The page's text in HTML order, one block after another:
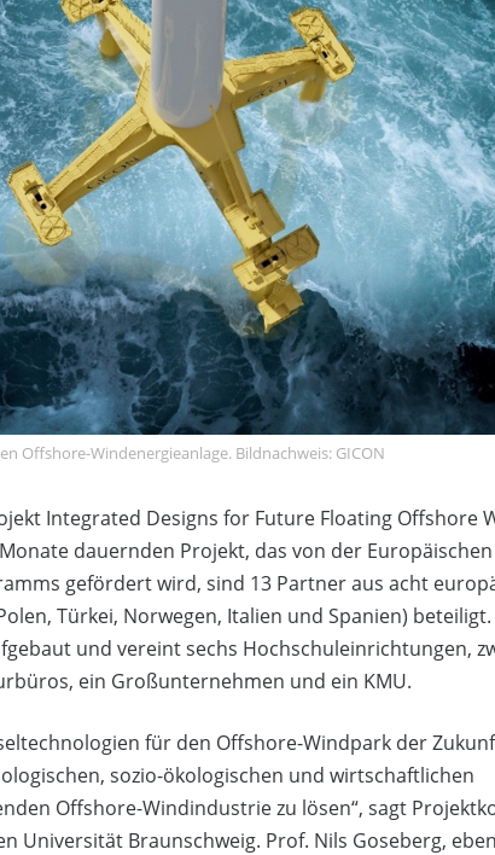
Offshore-Windenergieanlage. Bildnachweis: GICON
Integrated Designs for Future Floating Offshore
Monate dauernden Projekt, das von der
gefördert wird, sind 13 Partner aus acht
Türkei, Norwegen, Italien und Spanien)
und vereint sechs Hochschuleinrichtungen,
ein Großunternehmen und ein KMU.
für den Offshore-Windpark der
sozio-ökologischen und wirtschaftlichen
Offshore-Windindustrie zu lösen“, sagt
Universität Braunschweig. Prof. Nils Goseberg,